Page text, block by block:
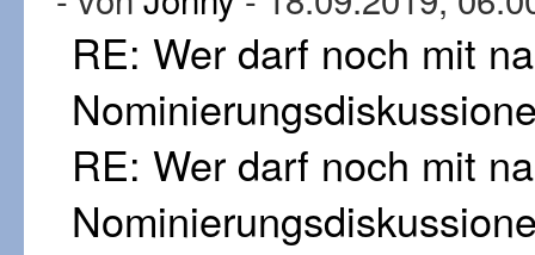
RE: Wer darf noch mit
RE: Wer darf noch mit